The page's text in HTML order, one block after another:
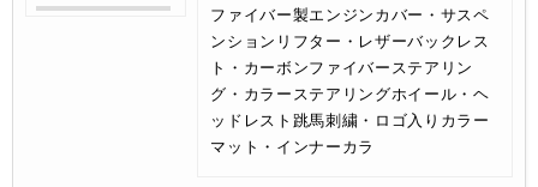
ファイバー製エンジンカバー・サスペ
ンションリフター・レザーバックレス
ト・カーボンファイバーステアリン
グ・カラーステアリングホイール・ヘ
ッドレスト跳馬刺繍・ロゴ入りカラー
マット・インナーカラ